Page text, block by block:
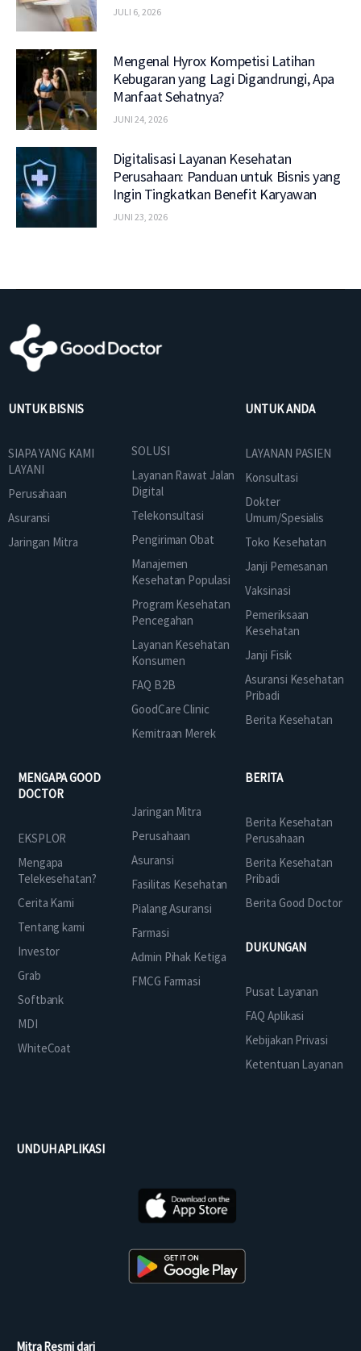
JULI 6, 2026
Mengenal Hyrox Kompetisi Latihan
Kebugaran yang Lagi Digandrungi, Apa
Manfaat Sehatnya?
JUNI 24, 2026
Digitalisasi Layanan Kesehatan
Perusahaan: Panduan untuk Bisnis yang
Ingin Tingkatkan Benefit Karyawan
JUNI 23, 2026
UNTUK BISNIS
SIAPA YANG KAMI
LAYANI
Perusahaan
Asuransi
Jaringan Mitra
SOLUSI
Layanan Rawat Jalan
Digital
Telekonsultasi
Pengiriman Obat
Manajemen
Kesehatan Populasi
Program Kesehatan
Pencegahan
Layanan Kesehatan
Konsumen
FAQ B2B
GoodCare Clinic
Kemitraan Merek
UNTUK ANDA
LAYANAN PASIEN
Konsultasi
Dokter
Umum/Spesialis
Toko Kesehatan
Janji Pemesanan
Vaksinasi
Pemeriksaan
Kesehatan
Janji Fisik
Asuransi Kesehatan
Pribadi
Berita Kesehatan
MENGAPA GOOD
DOCTOR
EKSPLOR
Mengapa
Telekesehatan?
Cerita Kami
Tentang kami
Investor
Grab
Softbank
MDI
WhiteCoat
Jaringan Mitra
Perusahaan
Asuransi
Fasilitas Kesehatan
Pialang Asuransi
Farmasi
Admin Pihak Ketiga
FMCG Farmasi
BERITA
Berita Kesehatan
Perusahaan
Berita Kesehatan
Pribadi
Berita Good Doctor
DUKUNGAN
Pusat Layanan
FAQ Aplikasi
Kebijakan Privasi
Ketentuan Layanan
UNDUH APLIKASI
Mitra Resmi dari